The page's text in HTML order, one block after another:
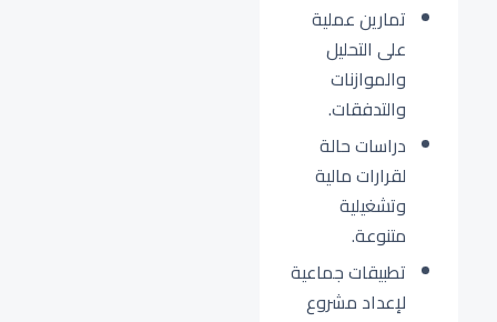
تمارين عملية
على التحليل
والموازنات
والتدفقات.
دراسات حالة
لقرارات مالية
وتشغيلية
متنوعة.
تطبيقات جماعية
لإعداد مشروع